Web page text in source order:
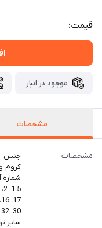
قیمت:
موجود در انبار
مشخصات
مشخصات
جنس
کروم-
شماره
30، T-9، T-40، 32،
سایر